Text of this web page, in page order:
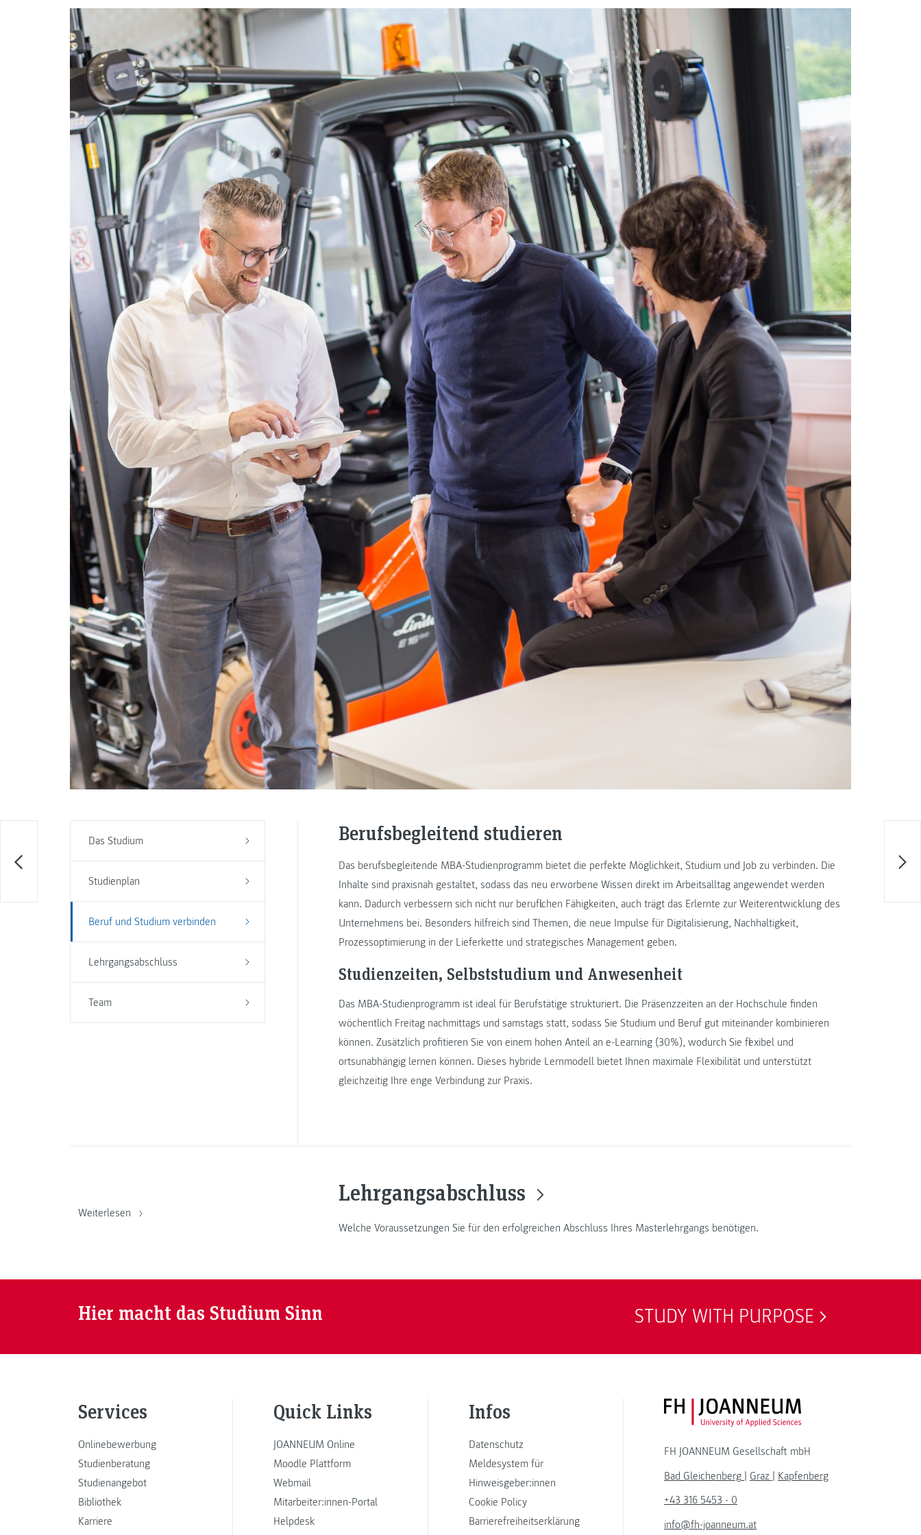
Das Studium
Studienplan
Beruf und Studium verbinden
Lehrgangsabschluss
Team
Berufsbegleitend studieren
Das berufsbegleitende MBA-Studienprogramm bietet die perfekte Möglichkeit, Studium und Job zu verbinden. Die
Inhalte sind praxisnah gestaltet, sodass das neu erworbene Wissen direkt im Arbeitsalltag angewendet werden
kann. Dadurch verbessern sich nicht nur beruflichen Fähigkeiten, auch trägt das Erlernte zur Weiterentwicklung des
Unternehmens bei. Besonders hilfreich sind Themen, die neue Impulse für Digitalisierung, Nachhaltigkeit,
Prozessoptimierung in der Lieferkette und strategisches Management geben.
Studienzeiten, Selbststudium und Anwesenheit
Das MBA-Studienprogramm ist ideal für Berufstätige strukturiert. Die Präsenzzeiten an der Hochschule finden
wöchentlich Freitag nachmittags und samstags statt, sodass Sie Studium und Beruf gut miteinander kombinieren
können. Zusätzlich profitieren Sie von einem hohen Anteil an e-Learning (30%), wodurch Sie flexibel und
ortsunabhängig lernen können. Dieses hybride Lernmodell bietet Ihnen maximale Flexibilität und unterstützt
gleichzeitig Ihre enge Verbindung zur Praxis.
Weiterlesen
Lehrgangsabschluss
Welche Voraussetzungen Sie für den erfolgreichen Abschluss Ihres Masterlehrgangs benötigen.
Hier macht das Studium Sinn STUDY WITH PURPOSE
Services
Onlinebewerbung
Studienberatung
Studienangebot
Bibliothek
Karriere
Quick Links
JOANNEUM Online
Moodle Plattform
Webmail
Mitarbeiter:innen-Portal
Helpdesk
Infos
Datenschutz
Meldesystem für
Hinweisgeber:innen
Cookie Policy
Barrierefreiheitserklärung
FH JOANNEUM Logo
FH JOANNEUM Gesellschaft mbH
Bad Gleichenberg | Graz | Kapfenberg
+43 316 5453 - 0
info@fh-joanneum.at